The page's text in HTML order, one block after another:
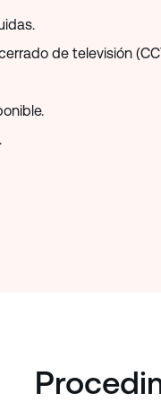
de televisión